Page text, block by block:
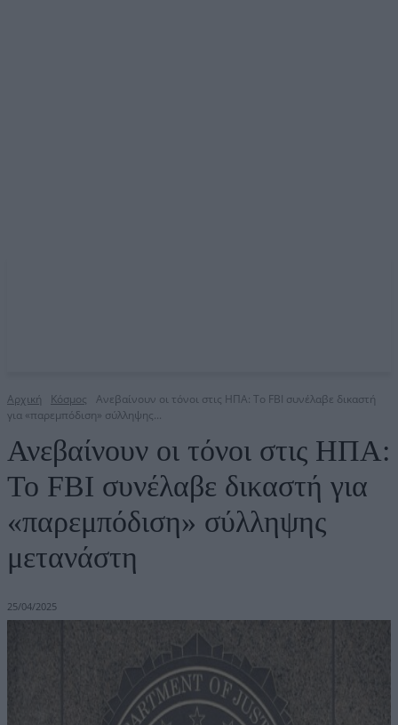
Αρχική Κόσμος
Ανεβαίνουν οι τόνοι στις ΗΠΑ: Το FBI συνέλαβε δικαστή
για «παρεμπόδιση» σύλληψης...
Ανεβαίνουν οι τόνοι στις ΗΠΑ:
Το FBI συνέλαβε δικαστή για
«παρεμπόδιση» σύλληψης
μετανάστη
25/04/2025